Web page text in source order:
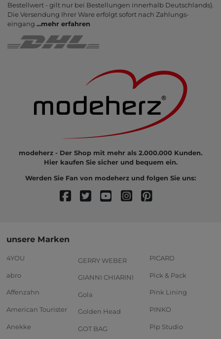
Bestell­wert - gilt nur bei Bestel­lungen inner­halb Deutsch­lands).
Die Ver­sendung Ihrer Ware er­folgt sofort nach Zahlungs­
eingang ...mehr erfahren
modeherz - Der Shop mit mehr als 2.000.000 Kunden.
Hier kaufen Sie sicher und bequem ein.
Werden Sie Fan von modeherz und folgen Sie uns:
unsere Marken
4YOU
abro
Affenzahn
American Tourister
Anekke
GERRY WEBER
GIANNI CHIARINI
Gola
Golden Head
GOT BAG
PICARD
Pick & Pack
Pink Lining
PINKO
Pip Studio